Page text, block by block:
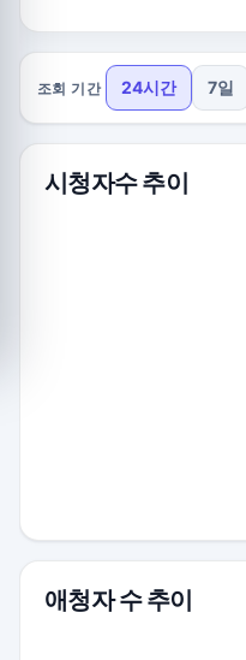
조회 기간 24시간 7일
시청자수 추이
애청자 수 추이